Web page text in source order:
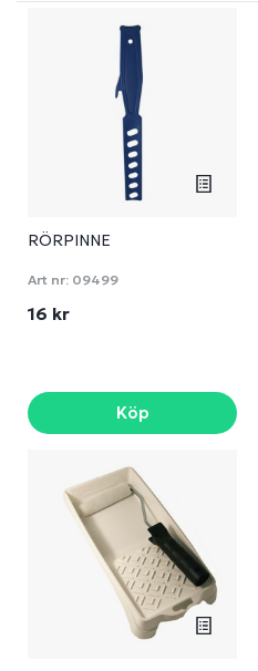
RÖRPINNE
Art nr: 09499
16 kr
Köp